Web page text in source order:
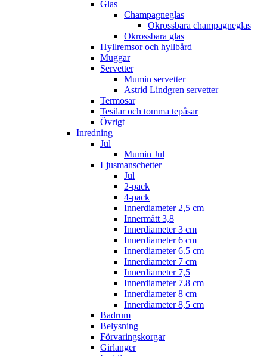
Glas
Champagneglas
Okrossbara champagneglas
Okrossbara glas
Hyllremsor och hyllbård
Muggar
Servetter
Mumin servetter
Astrid Lindgren servetter
Termosar
Tesilar och tomma tepåsar
Övrigt
Inredning
Jul
Mumin Jul
Ljusmanschetter
Jul
2-pack
4-pack
Innerdiameter 2,5 cm
Innermått 3,8
Innerdiameter 3 cm
Innerdiameter 6 cm
Innerdiameter 6.5 cm
Innerdiameter 7 cm
Innerdiameter 7,5
Innerdiameter 7.8 cm
Innerdiameter 8 cm
Innerdiameter 8,5 cm
Badrum
Belysning
Förvaringskorgar
Girlanger